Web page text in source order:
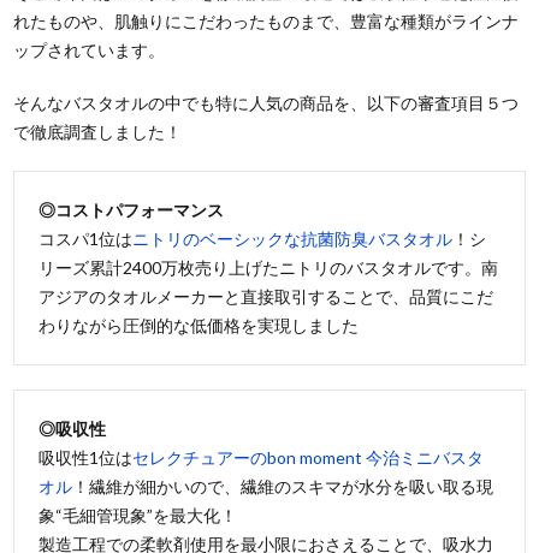
れたものや、肌触りにこだわったものまで、豊富な種類がラインナ
ップされています。
そんなバスタオルの中でも特に人気の商品を、以下の審査項目５つ
で徹底調査しました！
◎コストパフォーマンス
コスパ1位はニトリのベーシックな抗菌防臭バスタオル ！シ
リーズ累計2400万枚売り上げたニトリのバスタオルです。南
アジアのタオルメーカーと直接取引することで、品質にこだ
わりながら圧倒的な低価格を実現しました
◎吸収性
吸収性1位はセレクチュアーのbon moment 今治ミニバスタ
オル ！繊維が細かいので、繊維のスキマが水分を吸い取る現
象“毛細管現象”を最大化！
製造工程での柔軟剤使用を最小限におさえることで、吸水力